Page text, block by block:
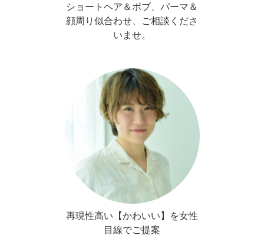
ショートヘア＆ボブ、パーマ＆
顔周り似合わせ、ご相談くださ
いませ。
再現性高い【かわいい】を女性
目線でご提案